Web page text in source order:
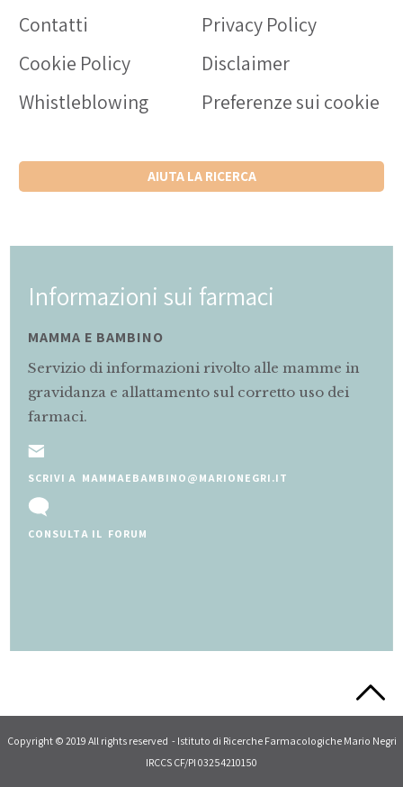
Contatti
Privacy Policy
Cookie Policy
Disclaimer
Whistleblowing
Preferenze sui cookie
AIUTA LA RICERCA
Informazioni sui farmaci
MAMMA E BAMBINO
Servizio di informazioni rivolto alle mamme in
gravidanza e allattamento sul corretto uso dei
farmaci.
SCRIVI A MAMMAEBAMBINO@MARIONEGRI.IT
CONSULTA IL FORUM
Copyright © 2019 All rights reserved - Istituto di Ricerche Farmacologiche Mario Negri
IRCCS CF/PI 03254210150